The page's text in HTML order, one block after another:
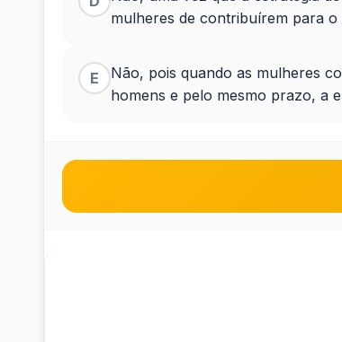
mulheres de contribuírem para
E
Não, pois quando as mulheres
homens e pelo mesmo prazo, a